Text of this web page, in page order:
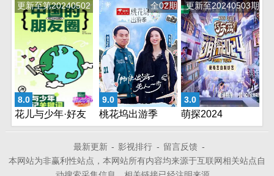
8.0
更新至第20240502
期
花儿与少年·好友
记
9.0
全02期
桃花坞出游季
3.0
更新至20240503期
萌探2024
最新更新 - 影视排行 - 留言反馈 -
本网站为非赢利性站点，本网站所有内容均来源于互联网相关站点自